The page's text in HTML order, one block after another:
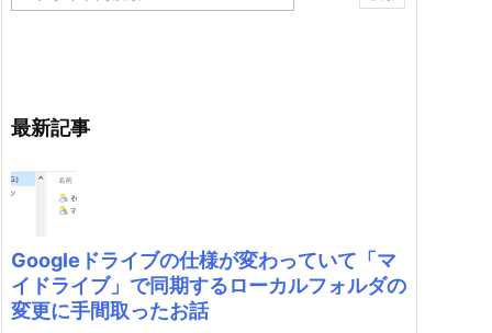
最新記事
Googleドライブの仕様が変わっていて「マ
イドライブ」で同期するローカルフォルダの
変更に手間取ったお話